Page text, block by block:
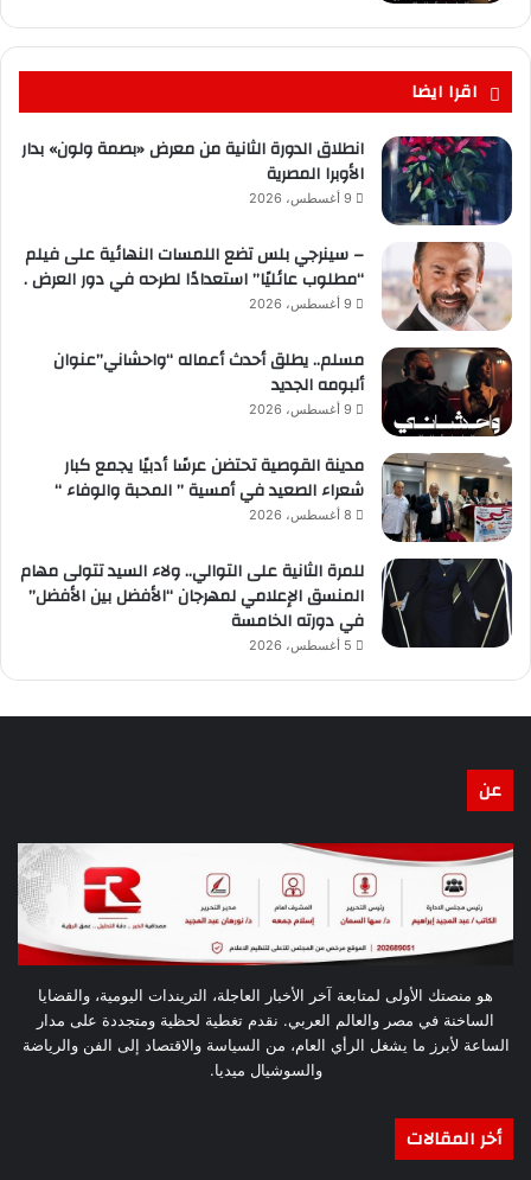
اقرا ايضا
انطلاق الدورة الثانية من معرض «بصمة ولون» بدار
الأوبرا المصرية
9 أغسطس، 2026
– سينرجي بلس تضع اللمسات النهائية على فيلم
“مطلوب عائليًا” استعدادًا لطرحه في دور العرض .
9 أغسطس، 2026
مسلم.. يطلق أحدث أعماله “واحشاني”عنوان
ألبومه الجديد
9 أغسطس، 2026
مدينة القوصية تحتضن عرسًا أدبيًا يجمع كبار
شعراء الصعيد في أمسية ” المحبة والوفاء “
8 أغسطس، 2026
للمرة الثانية على التوالي.. ولاء السيد تتولى مهام
المنسق الإعلامي لمهرجان “الأفضل بين الأفضل”
في دورته الخامسة
5 أغسطس، 2026
عن
هو منصتك الأولى لمتابعة آخر الأخبار العاجلة، التريندات اليومية، والقضايا
الساخنة في مصر والعالم العربي. نقدم تغطية لحظية ومتجددة على مدار
الساعة لأبرز ما يشغل الرأي العام، من السياسة والاقتصاد إلى الفن والرياضة
والسوشيال ميديا.
أخر المقالات